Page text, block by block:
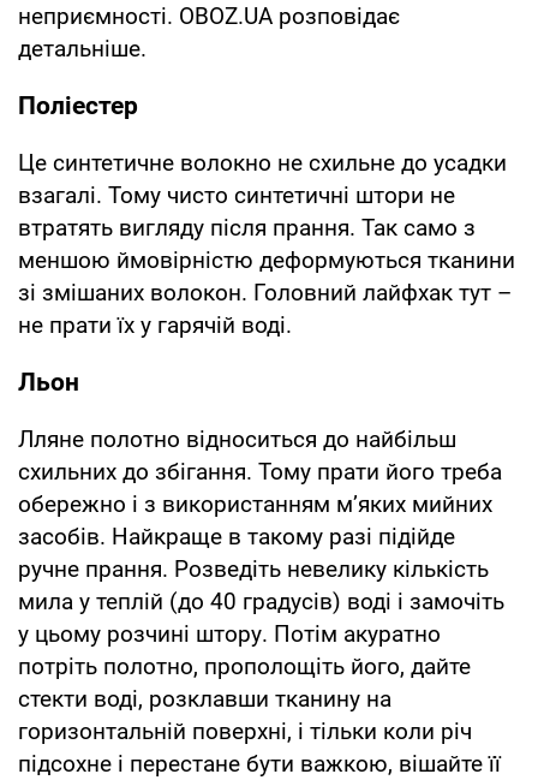
неприємності. OBOZ.UA розповідає
детальніше.
Поліестер
Це синтетичне волокно не схильне до усадки
взагалі. Тому чисто синтетичні штори не
втратять вигляду після прання. Так само з
меншою ймовірністю деформуються тканини
зі змішаних волокон. Головний лайфхак тут –
не прати їх у гарячій воді.
Льон
Лляне полотно відноситься до найбільш
схильних до збігання. Тому прати його треба
обережно і з використанням м’яких мийних
засобів. Найкраще в такому разі підійде
ручне прання. Розведіть невелику кількість
мила у теплій (до 40 градусів) воді і замочіть
у цьому розчині штору. Потім акуратно
потріть полотно, прополощіть його, дайте
стекти воді, розклавши тканину на
горизонтальній поверхні, і тільки коли річ
підсохне і перестане бути важкою, вішайте її